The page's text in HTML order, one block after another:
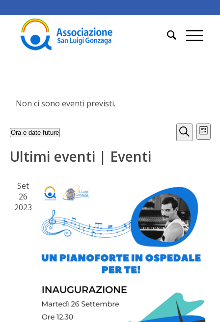
Non ci sono eventi previsti.
Eventi
Cerca
Elenco
Ora e date future
Ultimi eventi | Eventi
Set
26
2023